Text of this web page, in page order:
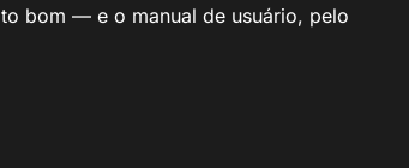
bom — e o manual de usuário, pelo